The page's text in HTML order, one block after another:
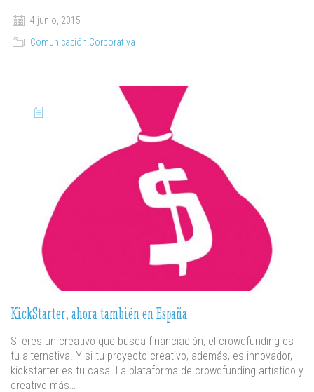
4 junio, 2015
Comunicación Corporativa
KickStarter, ahora también en España
Si eres un creativo que busca financiación, el crowdfunding es
tu alternativa. Y si tu proyecto creativo, además, es innovador,
kickstarter es tu casa. La plataforma de crowdfunding artístico y
creativo más…